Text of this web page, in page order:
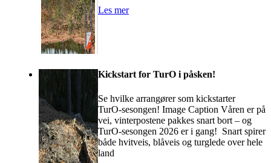
Les mer
Kickstart for TurO i påsken!
Se hvilke arrangører som kickstarter
TurO‑sesongen! Image Caption Våren er på
vei, vinterpostene pakkes snart bort – og
TurO‑sesongen 2026 er i gang! Snart spirer
både hvitveis, blåveis og turglede over hele
land